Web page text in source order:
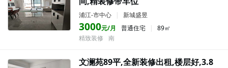
浦江-市中心 | 新城盛昱
3000元/月 普通住宅 |
89㎡
精致装修
南
文澜苑89平,全新装修出租,楼层好,3.8